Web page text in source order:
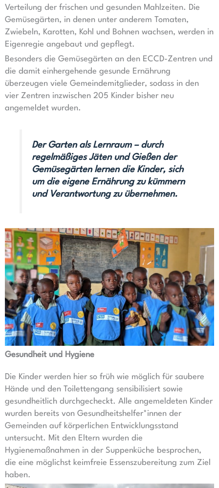
Verteilung der frischen und gesunden Mahlzeiten. Die
Gemüsegärten, in denen unter anderem Tomaten,
Zwiebeln, Karotten, Kohl und Bohnen wachsen, werden in
Eigenregie angebaut und gepflegt.
Besonders die Gemüsegärten an den ECCD-Zentren und
die damit einhergehende gesunde Ernährung
überzeugen viele Gemeindemitglieder, sodass in den
vier Zentren inzwischen 205 Kinder bisher neu
angemeldet wurden.
Der Garten als Lernraum – durch
regelmäßiges Jäten und Gießen der
Gemüsegärten lernen die Kinder, sich
um die eigene Ernährung zu kümmern
und Verantwortung zu übernehmen.
Gesundheit und Hygiene
Die Kinder werden hier so früh wie möglich für saubere
Hände und den Toilettengang sensibilisiert sowie
gesundheitlich durchgecheckt. Alle angemeldeten Kinder
wurden bereits von Gesundheitshelfer*innen der
Gemeinden auf körperlichen Entwicklungsstand
untersucht. Mit den Eltern wurden die
Hygienemaßnahmen in der Suppenküche besprochen,
die eine möglichst keimfreie Essenszubereitung zum Ziel
haben.